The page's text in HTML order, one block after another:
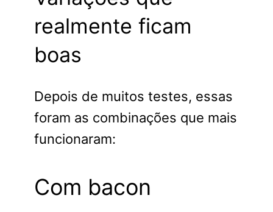
realmente ficam
boas
Depois de muitos testes, essas
foram as combinações que mais
funcionaram:
Com bacon